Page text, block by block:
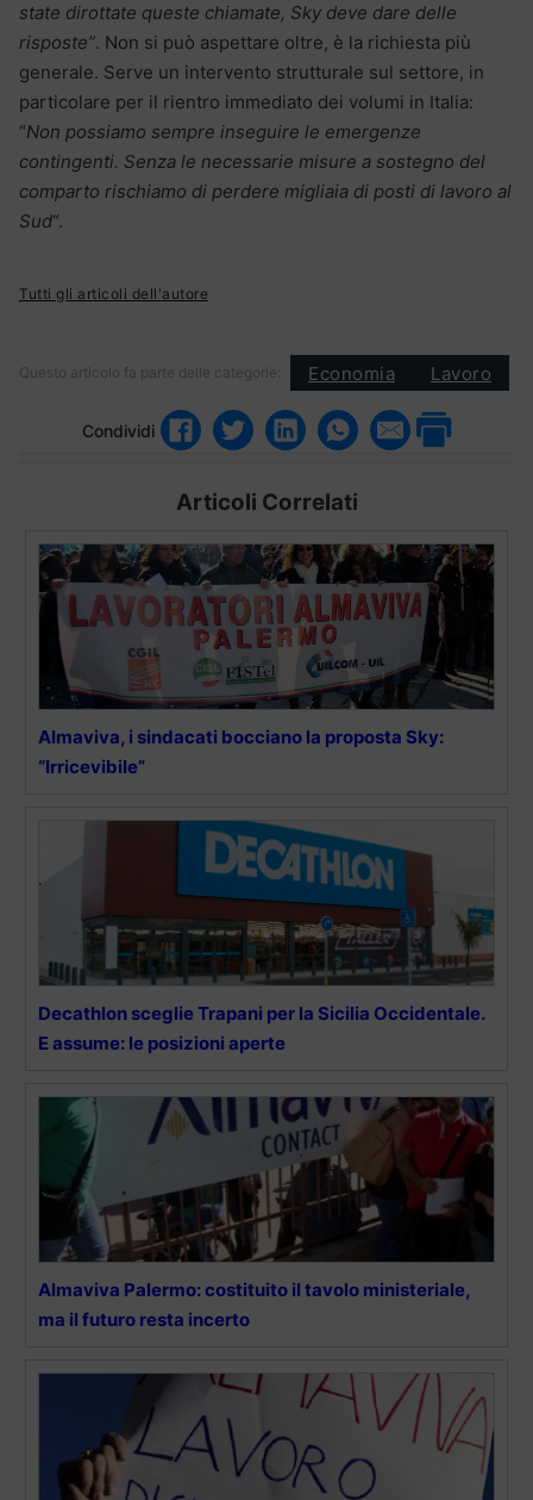
state dirottate queste chiamate, Sky deve dare delle
risposte”. Non si può aspettare oltre, è la richiesta più
generale. Serve un intervento strutturale sul settore, in
particolare per il rientro immediato dei volumi in Italia:
“Non possiamo sempre inseguire le emergenze
contingenti. Senza le necessarie misure a sostegno del
comparto rischiamo di perdere migliaia di posti di lavoro al
Sud“.
Tutti gli articoli dell'autore
Questo articolo fa parte delle categorie: Economia Lavoro
Condividi
Articoli Correlati
Almaviva, i sindacati bocciano la proposta Sky:
“Irricevibile”
Decathlon sceglie Trapani per la Sicilia Occidentale.
E assume: le posizioni aperte
Almaviva Palermo: costituito il tavolo ministeriale,
ma il futuro resta incerto